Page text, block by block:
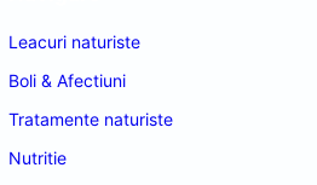
Leacuri naturiste
Boli & Afectiuni
Tratamente naturiste
Nutritie